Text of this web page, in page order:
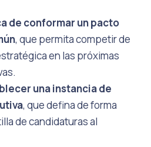
de conformar un pacto
, que permita competir de
en las próximas
una instancia de
, que defina de forma
de candidaturas al